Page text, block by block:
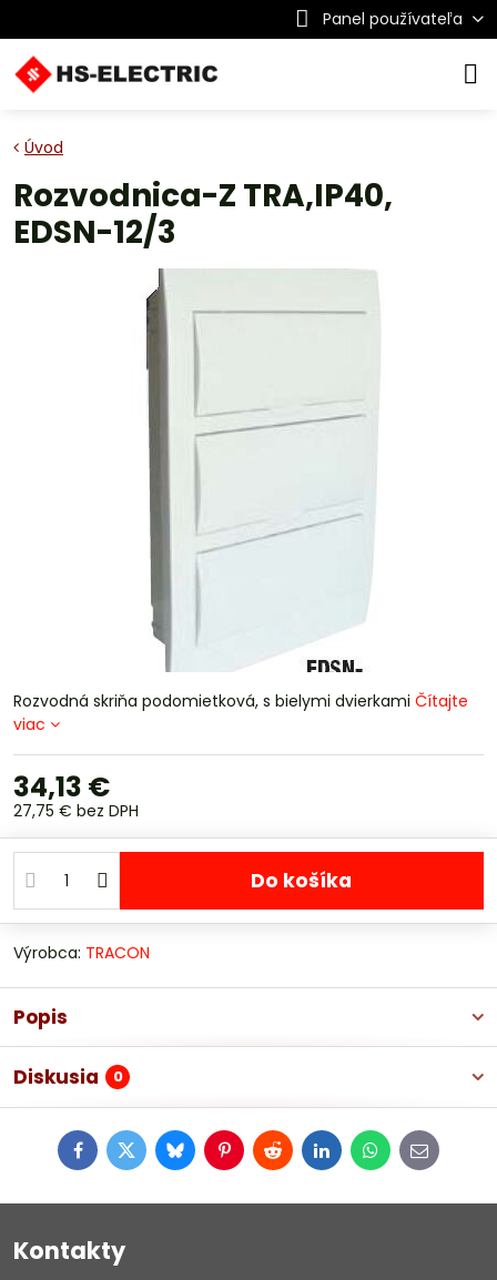
Panel používateľa
Úvod
Rozvodnica-Z TRA,IP40,
EDSN-12/3
Rozvodná skriňa podomietková, s bielymi dvierkami Čítajte
viac
34,13 €
27,75 € bez DPH
Do košíka
Výrobca: TRACON
Popis
Diskusia 0
FacebookTwitterBlueskyPinterestRedditLinkedInWhatsApp
E-
mail
Kontakty